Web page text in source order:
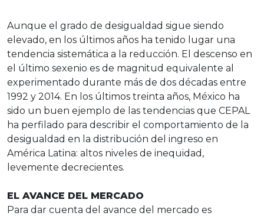
Aunque el grado de desigualdad sigue siendo
elevado, en los últimos años ha tenido lugar una
tendencia sistemática a la reducción. El descenso en
el último sexenio es de magnitud equivalente al
experimentado durante más de dos décadas entre
1992 y 2014. En los últimos treinta años, México ha
sido un buen ejemplo de las tendencias que CEPAL
ha perfilado para describir el comportamiento de la
desigualdad en la distribución del ingreso en
América Latina: altos niveles de inequidad,
levemente decrecientes.
EL AVANCE DEL MERCADO
Para dar cuenta del avance del mercado es